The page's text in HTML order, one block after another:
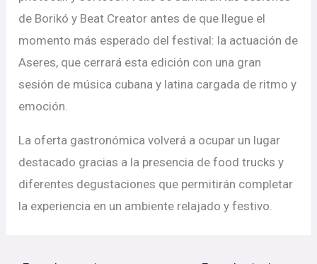
de Borikó y Beat Creator antes de que llegue el
momento más esperado del festival: la actuación de
Aseres, que cerrará esta edición con una gran
sesión de música cubana y latina cargada de ritmo y
emoción.
La oferta gastronómica volverá a ocupar un lugar
destacado gracias a la presencia de food trucks y
diferentes degustaciones que permitirán completar
la experiencia en un ambiente relajado y festivo.